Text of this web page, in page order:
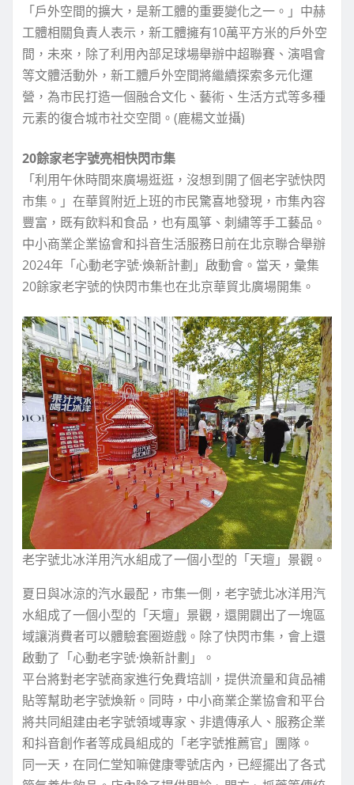
「戶外空間的擴大，是新工體的重要變化之一。」中赫
工體相關負責人表示，新工體擁有10萬平方米的戶外空
間，未來，除了利用內部足球場舉辦中超聯賽、演唱會
等文體活動外，新工體戶外空間將繼續探索多元化運
營，為市民打造一個融合文化、藝術、生活方式等多種
元素的復合城市社交空間。(鹿楊文並攝)
20餘家老字號亮相快閃市集
「利用午休時間來廣場逛逛，沒想到開了個老字號快閃
市集。」在華貿附近上班的市民驚喜地發現，市集內容
豐富，既有飲料和食品，也有風箏、刺繡等手工藝品。
中小商業企業協會和抖音生活服務日前在北京聯合舉辦
2024年「心動老字號·煥新計劃」啟動會。當天，彙集
20餘家老字號的快閃市集也在北京華貿北廣場開集。
老字號北冰洋用汽水組成了一個小型的「天壇」景觀。
夏日與冰涼的汽水最配，市集一側，老字號北冰洋用汽
水組成了一個小型的「天壇」景觀，還開闢出了一塊區
域讓消費者可以體驗套圈遊戲。除了快閃市集，會上還
啟動了「心動老字號·煥新計劃」。
平台將對老字號商家進行免費培訓，提供流量和貨品補
貼等幫助老字號煥新。同時，中小商業企業協會和平台
將共同組建由老字號領域專家、非遺傳承人、服務企業
和抖音創作者等成員組成的「老字號推薦官」團隊。
同一天，在同仁堂知嘛健康零號店內，已經擺出了各式